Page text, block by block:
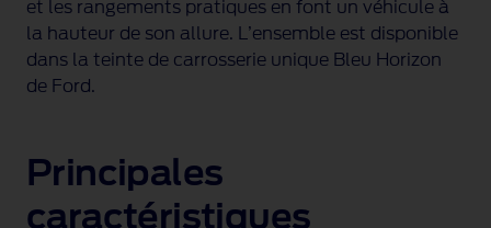
et les rangements pratiques en font un véhicule à
la hauteur de son allure. L’ensemble est disponible
dans la teinte de carrosserie unique Bleu Horizon
de Ford.
Principales
caractéristiques